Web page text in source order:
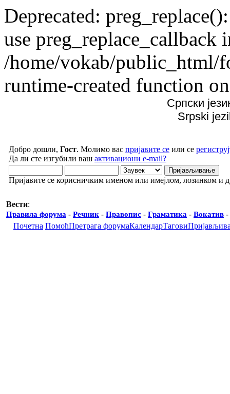
Deprecated:
use preg_replace_callback
/home/vokab/public_html/
runtime-created function
Српски
Srpski
Добро дошли, Гост. Молимо вас пријавите се или се
Да ли сте изгубили ваш активациони e-mail?
Пријавите се корисничким именом или имејлом, лозинком и
Вести:
Правила форума - Речник - Правопис - Граматика - Вокатив -
Почетна ПомоћПретрага форумаКалендарТагови